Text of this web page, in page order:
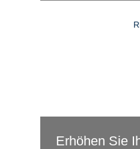
Erhöhen Sie